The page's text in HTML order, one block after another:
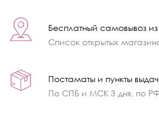
Бесплатный самовывоз
Список открытых
Постаматы и пункты
По СПБ и МСК 3 дня, по РФ